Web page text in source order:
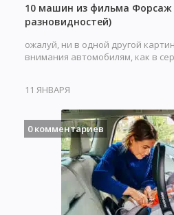
10 машин из фильма Форсаж
разновидностей)
ожалуй, ни в одной другой
внимания автомобилям, как в
11 ЯНВАРЯ
0 комментариев